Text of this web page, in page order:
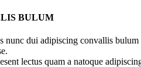
BULUM
nunc dui adipiscing convallis bulum
lectus quam a natoque